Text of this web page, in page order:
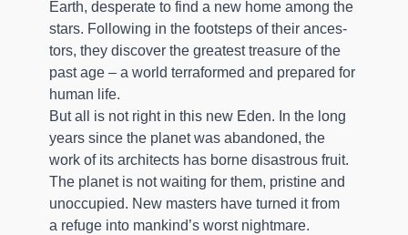
Earth, despe­ra­te to find a new home among the
stars. Fol­lo­wing in the foot­s­teps of their ances­
tors, they dis­co­ver the grea­test tre­asu­re of the
past age – a world ter­ra­for­med and pre­pared for
human life.
But all is not right in this new Eden. In the long
years sin­ce the pla­net was aban­do­ned, the
work of its archi­tects has bor­ne dis­as­trous fruit.
The pla­net is not wai­ting for them, pris­ti­ne and
unoc­cu­p­ied. New mas­ters have tur­ned it from
a refu­ge into mankind’s worst night­ma­re.